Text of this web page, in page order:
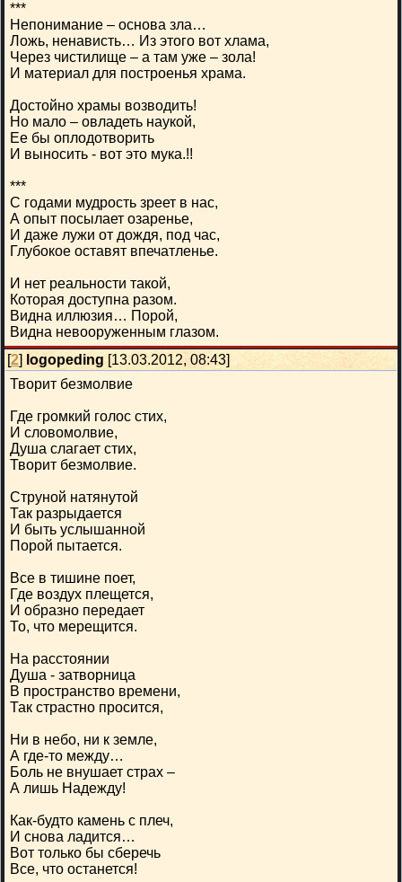
***
Непонимание – основа зла…
Ложь, ненависть… Из этого вот хлама,
Через чистилище – а там уже – зола!
И материал для построенья храма.
Достойно храмы возводить!
Но мало – овладеть наукой,
Ее бы оплодотворить
И выносить - вот это мука.!!
***
С годами мудрость зреет в нас,
А опыт посылает озаренье,
И даже лужи от дождя, под час,
Глубокое оставят впечатленье.
И нет реальности такой,
Которая доступна разом.
Видна иллюзия… Порой,
Видна невооруженным глазом.
[2] logopeding [13.03.2012, 08:43]
Творит безмолвие
Где громкий голос стих,
И словомолвие,
Душа слaгает стих,
Творит безмолвие.
Струной натянутой
Так разрыдается
И быть услышанной
Порой пытается.
Все в тишине поет,
Где воздух плещется,
И образно передает
То, что мерещится.
На расстоянии
Душа - затворница
В пространство времени,
Так страстно просится,
Ни в небо, ни к земле,
А где-то между…
Боль не внушает страх –
А лишь Надежду!
Как-будто камень с плеч,
И снова ладится…
Вот только бы сберечь
Все, что останется!